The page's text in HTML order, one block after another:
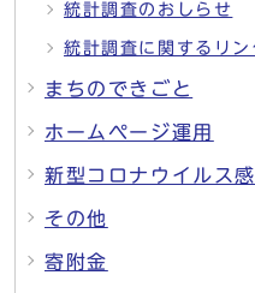
統計調査のおしらせ
統計調査に関するリン
まちのできごと
ホームページ運用
新型コロナウイルス
その他
寄附金